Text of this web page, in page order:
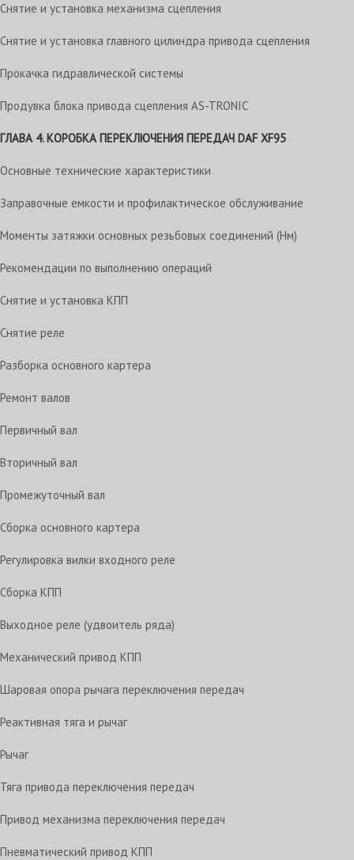
Снятие и установка механизма сцепления
Снятие и установка главного цилиндра привода сцепления
Прокачка гидравлической системы
Продувка блока привода сцепления AS-TRONIC
ГЛАВА 4. КОРОБКА ПЕРЕКЛЮЧЕНИЯ ПЕРЕДАЧ DAF XF95
Основные технические характеристики
Заправочные емкости и профилактическое обслуживание
Моменты затяжки основных резьбовых соединений (Нм)
Рекомендации по выполнению операций
Снятие и установка КПП
Снятие реле
Разборка основного картера
Ремонт валов
Первичный вал
Вторичный вал
Промежуточный вал
Сборка основного картера
Регулировка вилки входного реле
Сборка КПП
Выходное реле (удвоитель ряда)
Механический привод КПП
Шаровая опора рычага переключения передач
Реактивная тяга и рычаг
Рычаг
Тяга привода переключения передач
Привод механизма переключения передач
Пневматический привод КПП